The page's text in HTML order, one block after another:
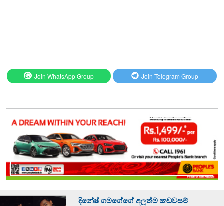
Join WhatsApp Group Join Telegram Group
දිනේෂ් ගමගේගේ අලුත්ම කඩවසම්